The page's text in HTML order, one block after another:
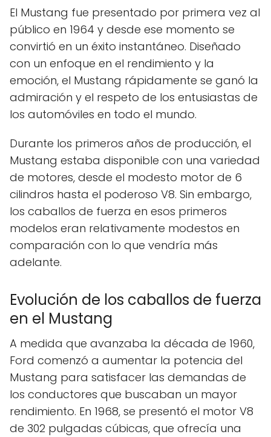
El Mustang fue presentado por primera vez al
público en 1964 y desde ese momento se
convirtió en un éxito instantáneo. Diseñado
con un enfoque en el rendimiento y la
emoción, el Mustang rápidamente se ganó la
admiración y el respeto de los entusiastas de
los automóviles en todo el mundo.
Durante los primeros años de producción, el
Mustang estaba disponible con una variedad
de motores, desde el modesto motor de 6
cilindros hasta el poderoso V8. Sin embargo,
los caballos de fuerza en esos primeros
modelos eran relativamente modestos en
comparación con lo que vendría más
adelante.
Evolución de los caballos de fuerza
en el Mustang
A medida que avanzaba la década de 1960,
Ford comenzó a aumentar la potencia del
Mustang para satisfacer las demandas de
los conductores que buscaban un mayor
rendimiento. En 1968, se presentó el motor V8
de 302 pulgadas cúbicas, que ofrecía una